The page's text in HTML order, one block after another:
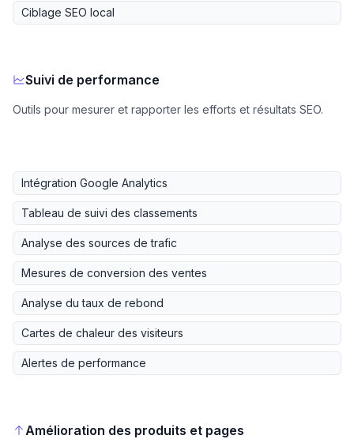
Ciblage SEO local
Suivi de performance
Outils pour mesurer et rapporter les efforts et résultats SEO.
Intégration Google Analytics
Tableau de suivi des classements
Analyse des sources de trafic
Mesures de conversion des ventes
Analyse du taux de rebond
Cartes de chaleur des visiteurs
Alertes de performance
Amélioration des produits et pages